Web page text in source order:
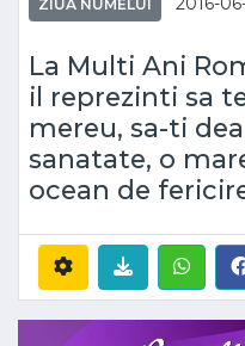
ZIUA NUMELUI
La Multi Ani
il reprezinti sa
mereu, sa-ti
sanatate, o
ocean de